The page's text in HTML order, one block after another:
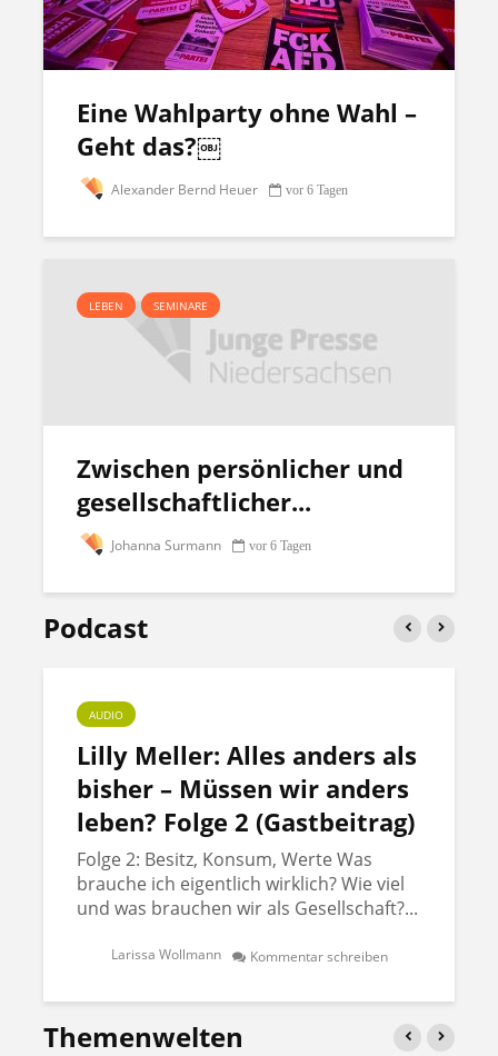
Eine Wahlparty ohne Wahl –
Geht das?￼
Alexander Bernd Heuer vor 6 Tagen
LEBEN SEMINARE
Zwischen persönlicher und
gesellschaftlicher...
Johanna Surmann vor 6 Tagen
Podcast
AUDIO
Lilly Meller: Alles anders als
bisher – Müssen wir anders
leben? Folge 2 (Gastbeitrag)
Folge 2: Besitz, Konsum, Werte Was
brauche ich eigentlich wirklich? Wie viel
und was brauchen wir als Gesellschaft?...
Larissa Wollmann Kommentar schreiben
Themenwelten